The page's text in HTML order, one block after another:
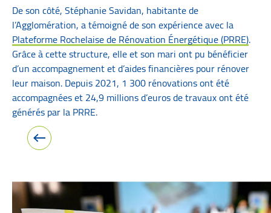
De son côté, Stéphanie Savidan, habitante de
l’Agglomération, a témoigné de son expérience avec la
Plateforme Rochelaise de Rénovation Énergétique (PRRE).
Grâce à cette structure, elle et son mari ont pu bénéficier
d’un accompagnement et d’aides financières pour rénover
leur maison. Depuis 2021, 1 300 rénovations ont été
accompagnées et 24,9 millions d’euros de travaux ont été
générés par la PRRE.
Image précédente